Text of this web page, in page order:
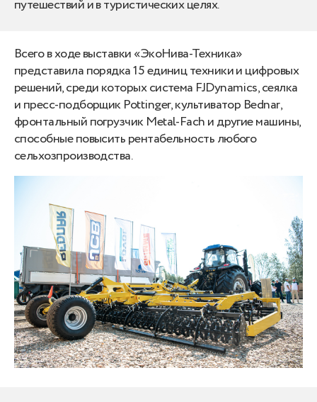
путешествий и в туристических целях.
Всего в ходе выставки «ЭкоНива-Техника»
представила порядка 15 единиц техники и цифровых
решений, среди которых система FJDynamics, сеялка
и пресс-подборщик Pottinger, культиватор Bednar,
фронтальный погрузчик Metal-Fach и другие машины,
способные повысить рентабельность любого
сельхозпроизводства.